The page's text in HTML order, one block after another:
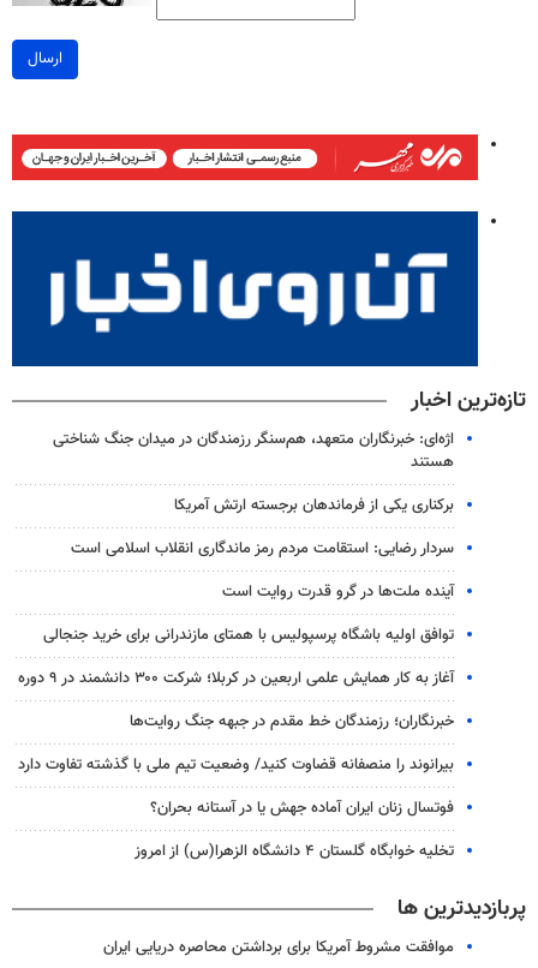
ارسال
تازه‌ترین اخبار
اژه‌ای: خبرنگاران متعهد، هم‌سنگر رزمندگان در میدان جنگ شناختی
هستند
برکناری یکی از فرماندهان برجسته ارتش آمریکا
سردار رضایی: استقامت مردم رمز ماندگاری انقلاب اسلامی است
آینده ملت‌ها در گرو قدرت روایت است
توافق اولیه باشگاه پرسپولیس با همتای مازندرانی برای خرید جنجالی
آغاز به کار همایش علمی اربعین در کربلا؛ شرکت ۳۰۰ دانشمند در ۹ دوره
خبرنگاران؛ رزمندگان خط مقدم در جبهه جنگ روایت‌ها
بیرانوند را منصفانه قضاوت کنید/ وضعیت تیم ملی با گذشته تفاوت دارد
فوتسال زنان ایران آماده جهش یا در آستانه بحران؟
تخلیه خوابگاه گلستان ۴ دانشگاه الزهرا(س) از امروز
پربازدیدترین ها
موافقت مشروط آمریکا برای برداشتن محاصره دریایی ایران